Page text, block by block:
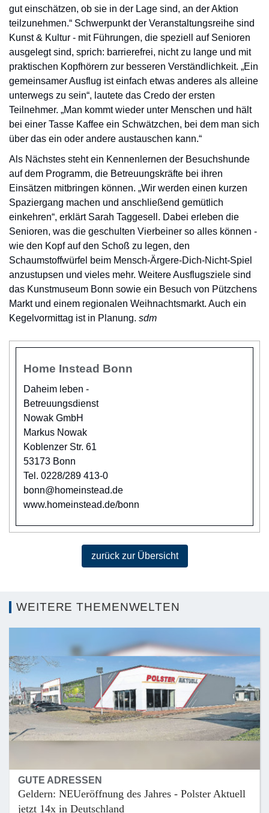
gut einschätzen, ob sie in der Lage sind, an der Aktion
teilzunehmen.“ Schwerpunkt der Veranstaltungsreihe sind
Kunst & Kultur - mit Führungen, die speziell auf Senioren
ausgelegt sind, sprich: barrierefrei, nicht zu lange und mit
praktischen Kopfhörern zur besseren Verständlichkeit. „Ein
gemeinsamer Ausflug ist einfach etwas anderes als alleine
unterwegs zu sein“, lautete das Credo der ersten
Teilnehmer. „Man kommt wieder unter Menschen und hält
bei einer Tasse Kaffee ein Schwätzchen, bei dem man sich
über das ein oder andere austauschen kann.“
Als Nächstes steht ein Kennenlernen der Besuchshunde
auf dem Programm, die Betreuungskräfte bei ihren
Einsätzen mitbringen können. „Wir werden einen kurzen
Spaziergang machen und anschließend gemütlich
einkehren“, erklärt Sarah Taggesell. Dabei erleben die
Senioren, was die geschulten Vierbeiner so alles können -
wie den Kopf auf den Schoß zu legen, den
Schaumstoffwürfel beim Mensch-Ärgere-Dich-Nicht-Spiel
anzustupsen und vieles mehr. Weitere Ausflugsziele sind
das Kunstmuseum Bonn sowie ein Besuch von Pützchens
Markt und einem regionalen Weihnachtsmarkt. Auch ein
Kegelvormittag ist in Planung. sdm
Home Instead Bonn
Daheim leben -
Betreuungsdienst
Nowak GmbH
Markus Nowak
Koblenzer Str. 61
53173 Bonn
Tel. 0228/289 413-0
bonn@homeinstead.de
www.homeinstead.de/bonn
zurück zur Übersicht
WEITERE THEMENWELTEN
GUTE ADRESSEN
Geldern: NEUeröffnung des Jahres - Polster Aktuell
jetzt 14x in Deutschland